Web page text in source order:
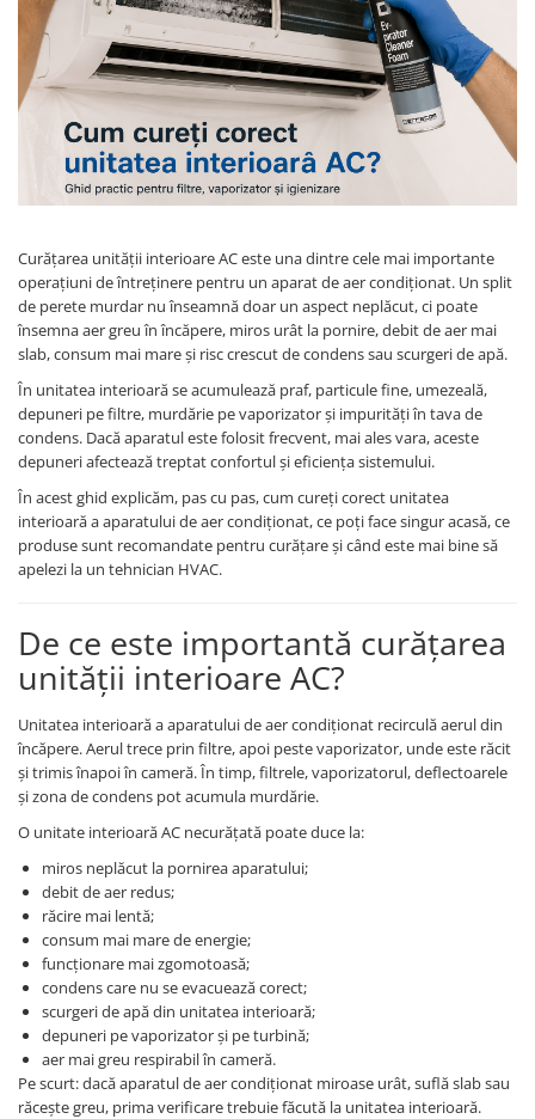
REZISTENTE DIGIVRARE
REZISTENTE SILICONICE
Uleiuri
Ventilatoare
Ventilatoare EbmPapst
Ventilatoare WEIGUANG
Ventilatoare turbina
Compresoare Cubigel R134a
Compresoare Cubigel R404a
Compresoare Jiaxipera
VAPORIZATOARE LU-VE
Curățarea unității interioare AC este una dintre cele mai importante
operațiuni de întreținere pentru un aparat de aer condiționat. Un split
de perete murdar nu înseamnă doar un aspect neplăcut, ci poate
însemna aer greu în încăpere, miros urât la pornire, debit de aer mai
slab, consum mai mare și risc crescut de condens sau scurgeri de apă.
În unitatea interioară se acumulează praf, particule fine, umezeală,
depuneri pe filtre, murdărie pe vaporizator și impurități în tava de
condens. Dacă aparatul este folosit frecvent, mai ales vara, aceste
depuneri afectează treptat confortul și eficiența sistemului.
În acest ghid explicăm, pas cu pas, cum cureți corect unitatea
interioară a aparatului de aer condiționat, ce poți face singur acasă, ce
produse sunt recomandate pentru curățare și când este mai bine să
apelezi la un tehnician HVAC.
De ce este importantă curățarea
unității interioare AC?
Unitatea interioară a aparatului de aer condiționat recirculă aerul din
încăpere. Aerul trece prin filtre, apoi peste vaporizator, unde este răcit
și trimis înapoi în cameră. În timp, filtrele, vaporizatorul, deflectoarele
și zona de condens pot acumula murdărie.
O unitate interioară AC necurățată poate duce la:
miros neplăcut la pornirea aparatului;
debit de aer redus;
răcire mai lentă;
consum mai mare de energie;
funcționare mai zgomotoasă;
condens care nu se evacuează corect;
scurgeri de apă din unitatea interioară;
depuneri pe vaporizator și pe turbină;
aer mai greu respirabil în cameră.
Pe scurt: dacă aparatul de aer condiționat miroase urât, suflă slab sau
răcește greu, prima verificare trebuie făcută la unitatea interioară.